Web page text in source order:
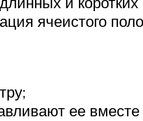
ячеистого
ее вместе